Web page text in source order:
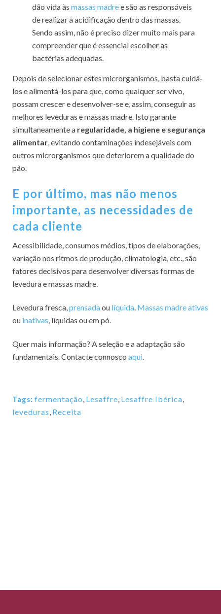
dão vida às massas madree são as responsáveis
de realizar a acidificação dentro das massas.
Sendo assim, não é preciso dizer muito mais para
compreender que é essencial escolher as
bactérias adequadas.
Depois de selecionar estes microrganismos, basta cuidá-
los e alimentá-los para que, como qualquer ser vivo,
possam crescer e desenvolver-se e, assim, conseguir as
melhores leveduras e massas madre. Isto garante
simultaneamente a regularidade, a higiene e segurança
alimentar, evitando contaminações indesejáveis com
outros microrganismos que deteriorem a qualidade do
pão.
E por último, mas não menos
importante, as necessidades de
cada cliente
Acessibilidade, consumos médios, tipos de elaborações,
variação nos ritmos de produção, climatologia, etc., são
fatores decisivos para desenvolver diversas formas de
levedura e massas madre.
Levedura fresca,prensadaou líquida. Massas madre ativas
ou inativas, líquidas ou em pó.
Quer mais informação? A seleção e a adaptação são
fundamentais. Contacte connosco aqui.
Tags: fermentação, Lesaffre, Lesaffre Ibérica,
leveduras, Receita